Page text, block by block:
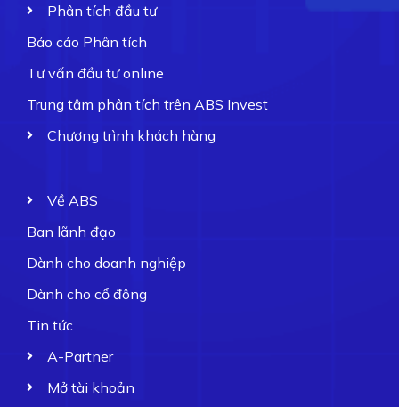
Phân tích đầu tư
Báo cáo Phân tích
Tư vấn đầu tư online
Trung tâm phân tích trên ABS Invest
Chương trình khách hàng
Về ABS
Ban lãnh đạo
Dành cho doanh nghiệp
Dành cho cổ đông
Tin tức
A-Partner
Mở tài khoản